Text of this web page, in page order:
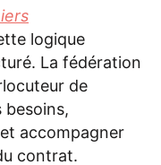
logique
La fédération
de
besoins,
accompagner
contrat.